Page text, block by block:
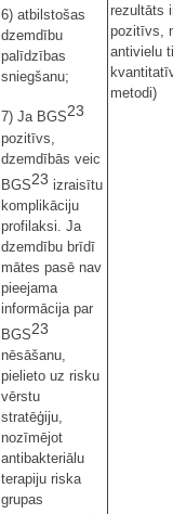
6) atbilstošas
dzemdību
palīdzības
sniegšanu;
7) Ja BGS23
pozitīvs,
dzemdībās veic
BGS23 izraisītu
komplikāciju
profilaksi. Ja
dzemdību brīdī
mātes pasē nav
pieejama
informācija par
BGS23
nēsāšanu,
pielieto uz risku
vērstu
stratēģiju,
nozīmējot
antibakteriālu
terapiju riska
grupas
rezultāts
pozitīvs,
antivielu
metodi)